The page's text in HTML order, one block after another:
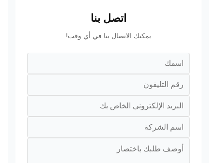
اتصل بنا
يمكنك الاتصال بنا في أي وقت!